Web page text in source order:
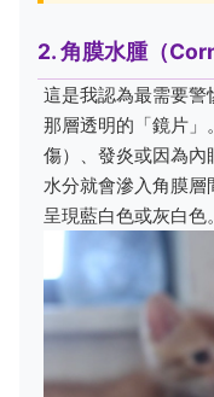
2. 角膜水腫（
這是我認為最需要警
那層透明的「鏡片」
傷）、發炎或因為內
水分就會滲入角膜層
呈現藍白色或灰白色